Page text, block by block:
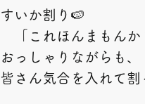
すいか割り🍉
「これほんまもんか
おっしゃりながらも、
皆さん気合を入れて割